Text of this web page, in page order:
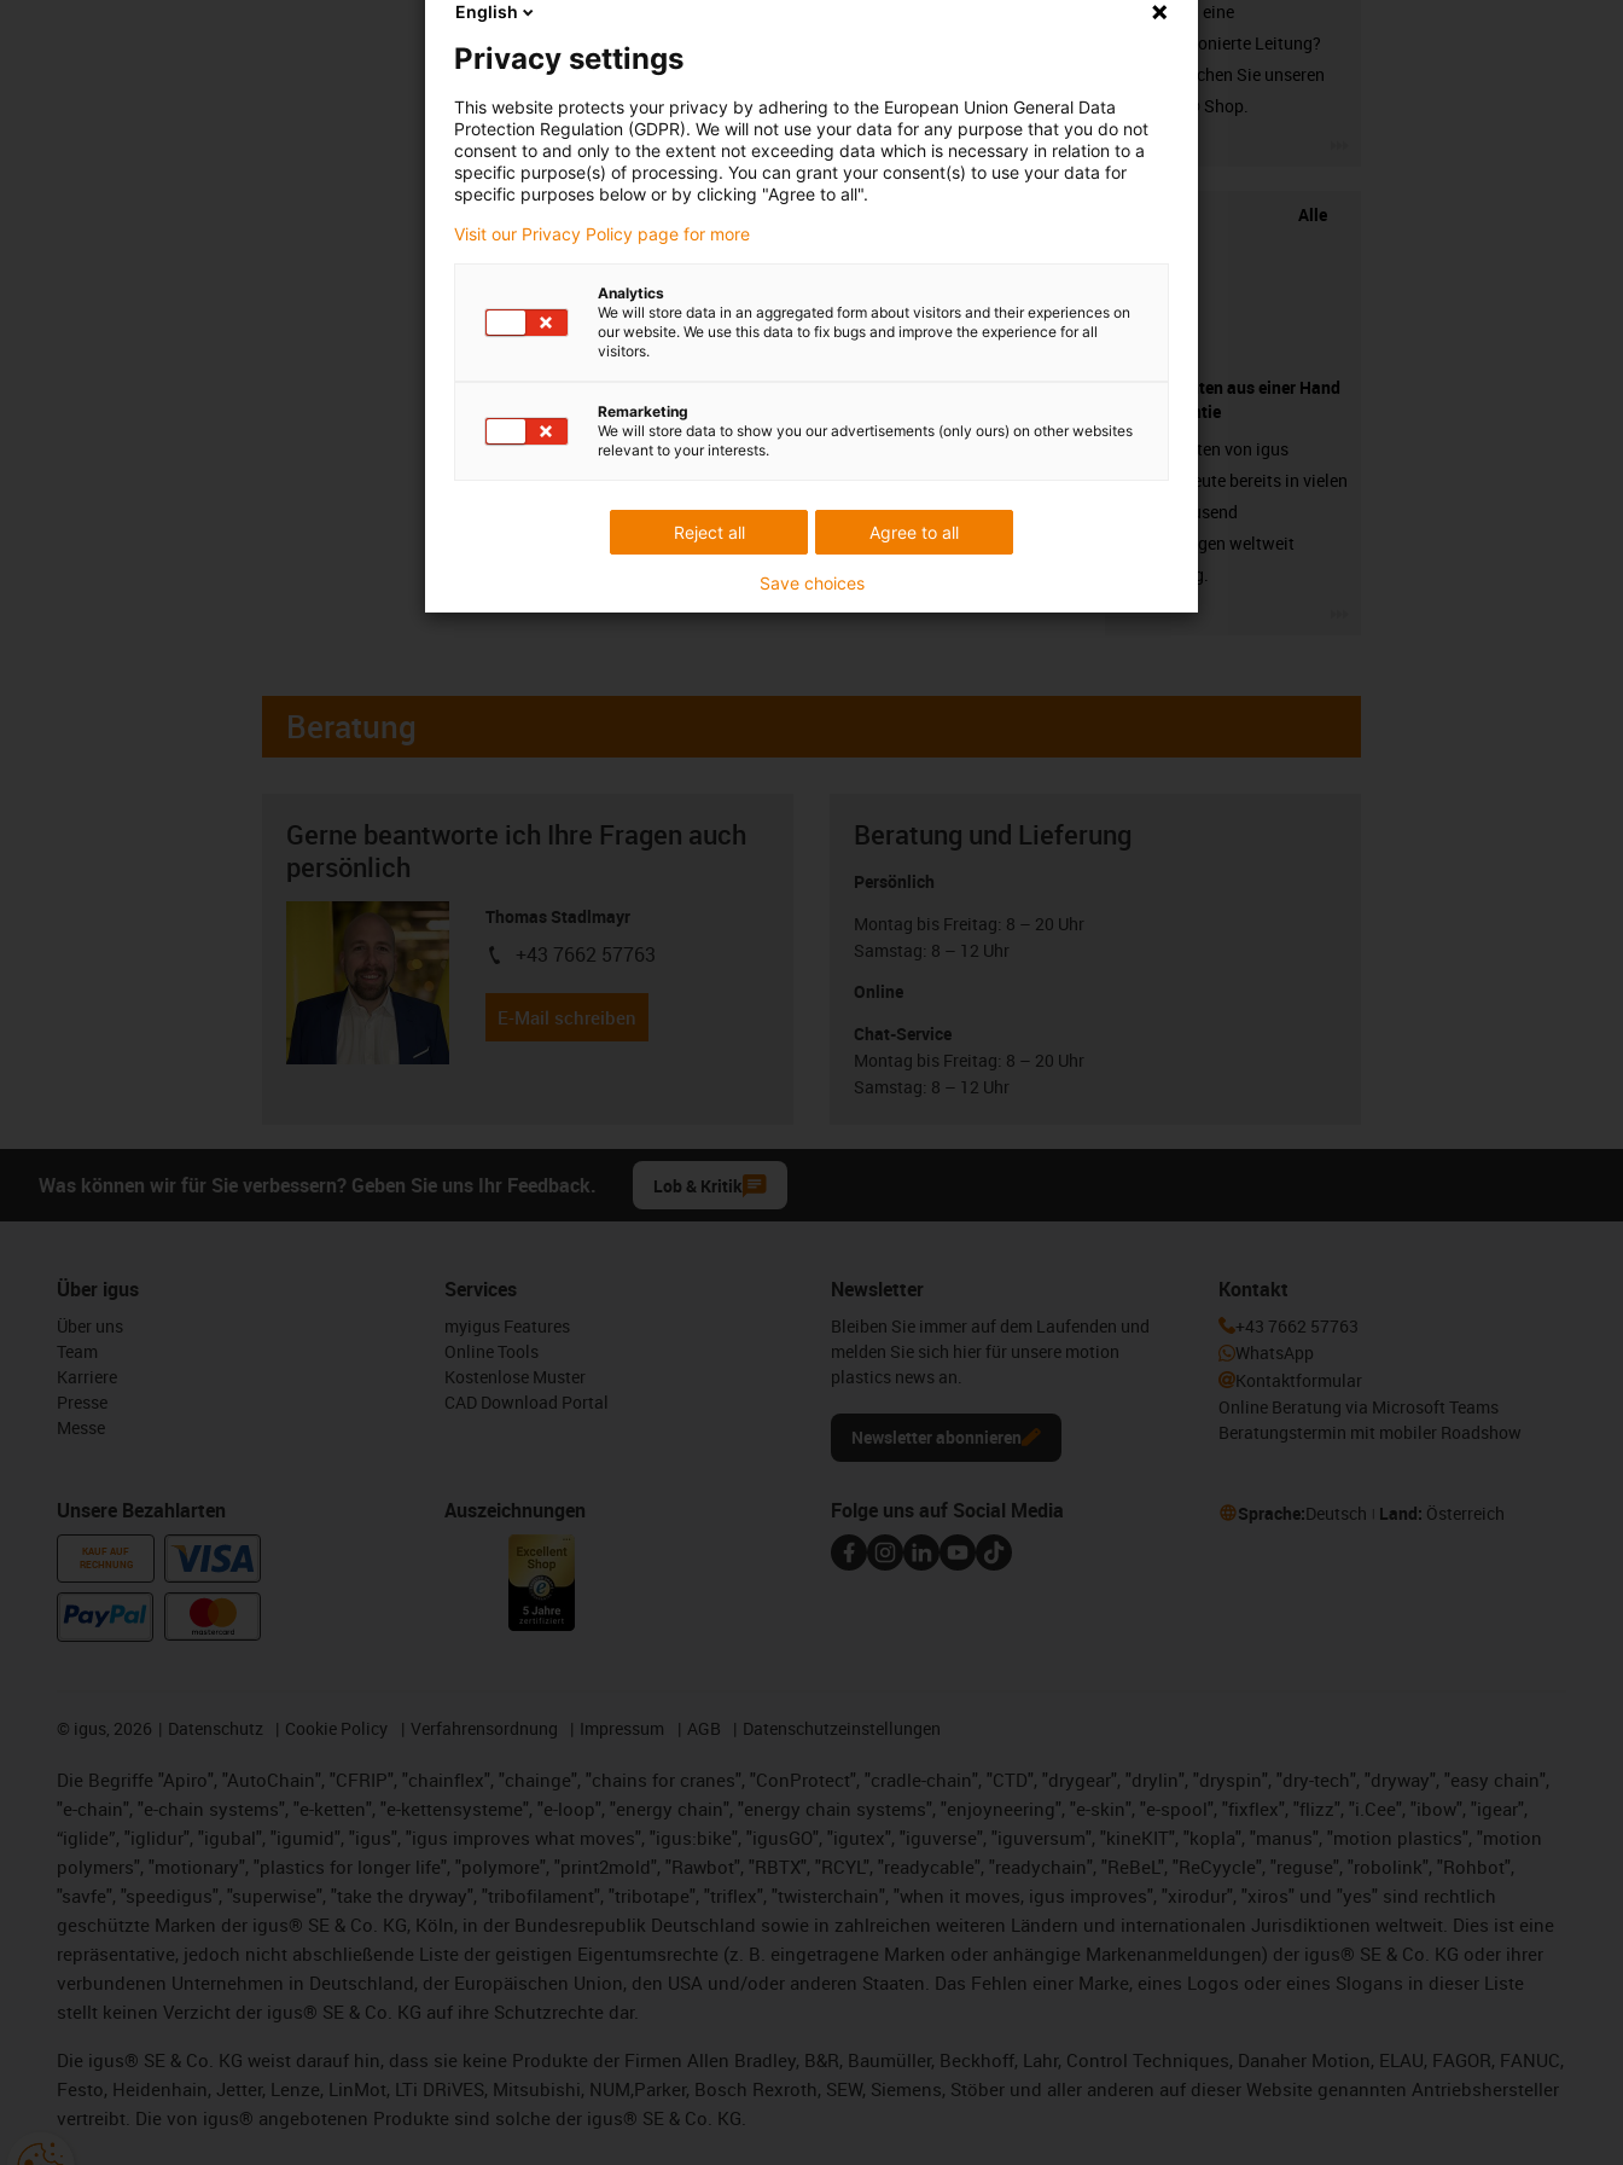
Sie suchen eine
unkonfektionierte Leitung?
Dann besuchen Sie unseren
chainflex® Shop.
Alle
Komponenten aus einer Hand
- mit Garantie
Energieketten von igus
arbeiten heute bereits in vielen
hunderttausend
Anwendungen weltweit
zuverlässig.
Beratung
Gerne beantworte ich Ihre Fragen auch
persönlich
Thomas Stadlmayr
igus-icon-phone
+43 7662 57763
E-Mail schreiben
Beratung und Lieferung
Persönlich
Montag bis Freitag: 8 – 20 Uhr
Samstag: 8 – 12 Uhr
Online
Chat-Service
Montag bis Freitag: 8 – 20 Uhr
Samstag: 8 – 12 Uhr
Was können wir für Sie verbessern? Geben Sie uns Ihr Feedback. Lob & Kritik
Über igus
Über uns
Team
Karriere
Presse
Messe
Unsere Bezahlarten
KAUF AUF
RECHNUNG
Services
myigus Features
Online Tools
Kostenlose Muster
CAD Download Portal
Auszeichnungen
Newsletter
Bleiben Sie immer auf dem Laufenden und
melden Sie sich hier für unsere motion
plastics news an.
Newsletter abonnieren
Kontakt
+43 7662 57763
WhatsApp
Kontaktformular
Online Beratung via Microsoft Teams
Beratungstermin mit mobiler Roadshow
Folge uns auf Social Media Sprache:Deutsch Land: Österreich
© igus, 2026 Datenschutz Cookie Policy Verfahrensordnung Impressum AGB Datenschutzeinstellungen
Die Begriffe "Apiro", "AutoChain", "CFRIP", "chainflex", "chainge", "chains for cranes", "ConProtect", "cradle-chain", "CTD", "drygear", "drylin", "dryspin", "dry-tech", "dryway", "easy chain",
"e-chain", "e-chain systems", "e-ketten", "e-kettensysteme", "e-loop", "energy chain", "energy chain systems", "enjoyneering", "e-skin", "e-spool", "fixflex", "flizz", "i.Cee", "ibow", "igear",
“iglide”, "iglidur", "igubal", "igumid", "igus", "igus improves what moves", "igus:bike", "igusGO", "igutex", "iguverse", "iguversum", "kineKIT", "kopla", "manus", "motion plastics", "motion
polymers", "motionary", "plastics for longer life", "polymore", "print2mold", "Rawbot", "RBTX", "RCYL", "readycable", "readychain", "ReBeL", "ReCyycle", "reguse", "robolink", "Rohbot",
"savfe", "speedigus", "superwise", "take the dryway", "tribofilament", "tribotape", "triflex", "twisterchain", "when it moves, igus improves", "xirodur", "xiros" und "yes" sind rechtlich
geschützte Marken der igus® SE & Co. KG, Köln, in der Bundesrepublik Deutschland sowie in zahlreichen weiteren Ländern und internationalen Jurisdiktionen weltweit. Dies ist eine
repräsentative, jedoch nicht abschließende Liste der geistigen Eigentumsrechte (z. B. eingetragene Marken oder anhängige Markenanmeldungen) der igus® SE & Co. KG oder ihrer
verbundenen Unternehmen in Deutschland, der Europäischen Union, den USA und/oder anderen Staaten. Das Fehlen einer Marke, eines Logos oder eines Slogans in dieser Liste
stellt keinen Verzicht der igus® SE & Co. KG auf ihre Schutzrechte dar.
Die igus® SE & Co. KG weist darauf hin, dass sie keine Produkte der Firmen Allen Bradley, B&R, Baumüller, Beckhoff, Lahr, Control Techniques, Danaher Motion, ELAU, FAGOR, FANUC,
Festo, Heidenhain, Jetter, Lenze, LinMot, LTi DRiVES, Mitsubishi, NUM,Parker, Bosch Rexroth, SEW, Siemens, Stöber und aller anderen auf dieser Website genannten Antriebshersteller
vertreibt. Die von igus® angebotenen Produkte sind solche der igus® SE & Co. KG.
English
Privacy settings
This website protects your privacy by adhering to the European Union General Data
Protection Regulation (GDPR). We will not use your data for any purpose that you do not
consent to and only to the extent not exceeding data which is necessary in relation to a
specific purpose(s) of processing. You can grant your consent(s) to use your data for
specific purposes below or by clicking "Agree to all".
Visit our Privacy Policy page for more
Analytics
We will store data in an aggregated form about visitors and their experiences on
our website. We use this data to fix bugs and improve the experience for all
visitors.
Remarketing
We will store data to show you our advertisements (only ours) on other websites
relevant to your interests.
Agree to all
Reject all
Save choices